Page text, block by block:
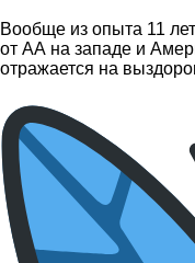
Вообще из опыта 11
от АА на западе и
отражается на